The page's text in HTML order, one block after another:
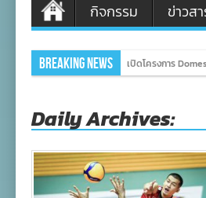
กิจกรรม ข่าวส
Breaking News เปิดโครงการ
Daily Archives: